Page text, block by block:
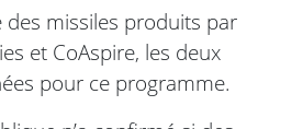
des missiles produits par
et CoAspire, les deux
pour ce programme.